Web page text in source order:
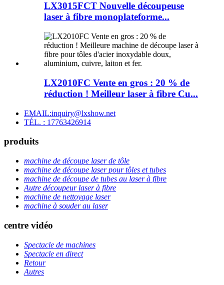
LX3015FCT Nouvelle découpeuse
laser à fibre monoplateforme...
LX2010FC Vente en gros : 20 % de
réduction ! Meilleur laser à fibre Cu...
EMAIL:inquiry@lxshow.net
TÉL. : 17763426914
produits
machine de découpe laser de tôle
machine de découpe laser pour tôles et tubes
machine de découpe de tubes au laser à fibre
Autre découpeur laser à fibre
machine de nettoyage laser
machine à souder au laser
centre vidéo
Spectacle de machines
Spectacle en direct
Retour
Autres